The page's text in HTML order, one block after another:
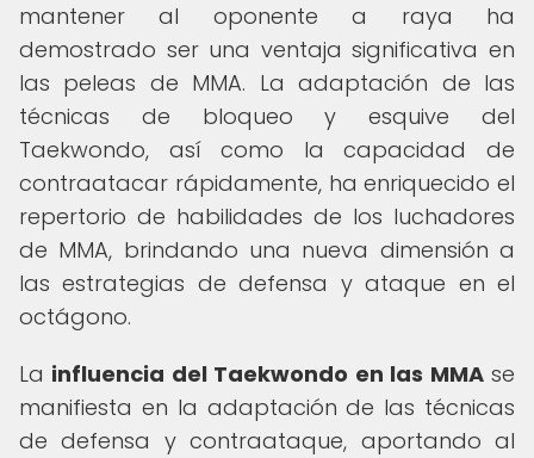
mantener al oponente a raya ha
demostrado ser una ventaja significativa en
las peleas de MMA. La adaptación de las
técnicas de bloqueo y esquive del
Taekwondo, así como la capacidad de
contraatacar rápidamente, ha enriquecido el
repertorio de habilidades de los luchadores
de MMA, brindando una nueva dimensión a
las estrategias de defensa y ataque en el
octágono.
La influencia del Taekwondo en las MMAse
manifiesta en la adaptación de las técnicas
de defensa y contraataque, aportando al